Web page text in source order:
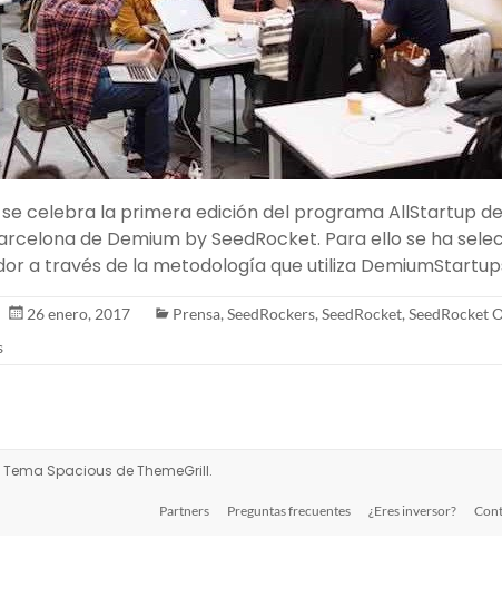
se celebra la primera edición del programa AllStartup
de Demium by SeedRocket. Para ello se ha
a través de la metodología que utiliza
26 enero, 2017 Prensa, SeedRockers, SeedRocket, SeedRocket
Tema Spacious de ThemeGrill.
Partners Preguntas frecuentes ¿Eres inversor?